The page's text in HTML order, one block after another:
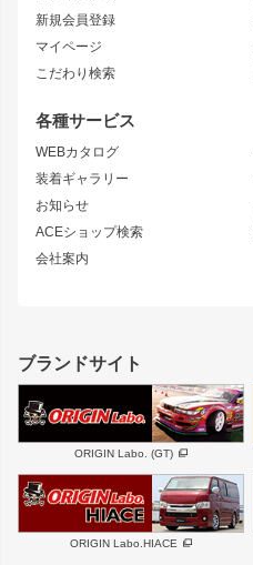
新規会員登録
マイページ
こだわり検索
各種サービス
WEBカタログ
装着ギャラリー
お知らせ
ACEショップ検索
会社案内
ニッサン
S15 シルビア
S14 シルビア 後期
S13 シルビア
180SX
シルエイティ
スズキ
GS350
SC
スバル
軽自動車
リアウイング
ジムニーパーツ
ホイール
MUD-S7
MUD-SR7
ボンネット
フェンダー
サイドパーツ
ハイエースパーツ
ホイール
DAYTONA-RS
エアロシリーズ
ブランドサイト
ORIGIN Labo. (GT)
ORIGIN Labo.HIACE